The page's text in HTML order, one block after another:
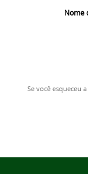
Nome
Se você esqueceu